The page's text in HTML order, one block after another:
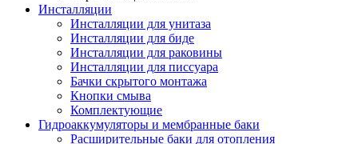
Инсталляции
Инсталляции для унитаза
Инсталляции для биде
Инсталляции для раковины
Инсталляции для писсуара
Бачки скрытого монтажа
Кнопки смыва
Комплектующие
Гидроаккумуляторы и мембранные баки
Расширительные баки для отопления